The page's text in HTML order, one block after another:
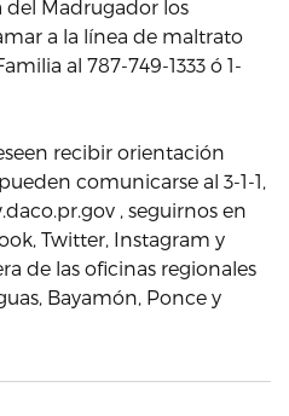
del Madrugador los
a la línea de maltrato
al 787-749-1333 ó 1-
recibir orientación
comunicarse al 3-1-1,
, seguirnos en
Twitter, Instagram y
de las oficinas regionales
Bayamón, Ponce y